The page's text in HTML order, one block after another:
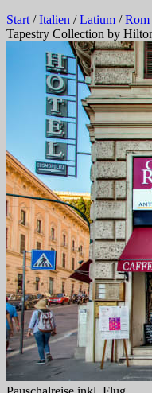
Start /Italien /Latium /Rom
Tapestry Collection by